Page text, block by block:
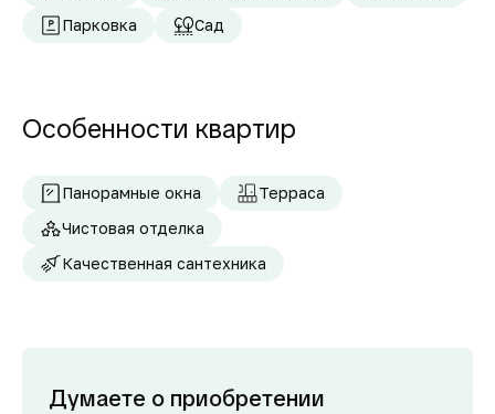
Парковка
Сад
Особенности квартир
Панорамные окна
Терраса
Чистовая отделка
Качественная сантехника
Думаете о приобретении